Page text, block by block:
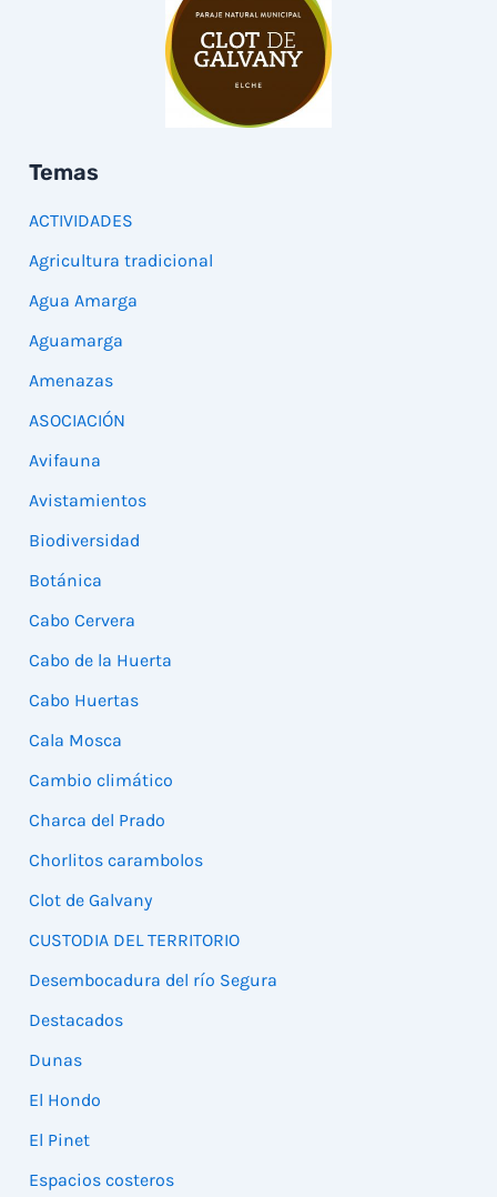
Temas
ACTIVIDADES
Agricultura tradicional
Agua Amarga
Aguamarga
Amenazas
ASOCIACIÓN
Avifauna
Avistamientos
Biodiversidad
Botánica
Cabo Cervera
Cabo de la Huerta
Cabo Huertas
Cala Mosca
Cambio climático
Charca del Prado
Chorlitos carambolos
Clot de Galvany
CUSTODIA DEL TERRITORIO
Desembocadura del río Segura
Destacados
Dunas
El Hondo
El Pinet
Espacios costeros